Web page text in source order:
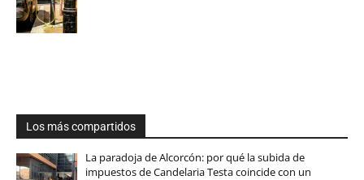
Los más compartidos
La paradoja de Alcorcón: por qué la subida de
impuestos de Candelaria Testa coincide con un